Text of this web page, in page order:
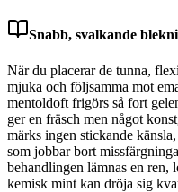
Snabb, svalkande
När du placerar de tunna,
mjuka och följsamma mot
mentoldoft frigörs så fort
ger en fräsch men något
märks ingen stickande
som jobbar bort
behandlingen lämnas en ren,
kemisk mint kan dröja sig